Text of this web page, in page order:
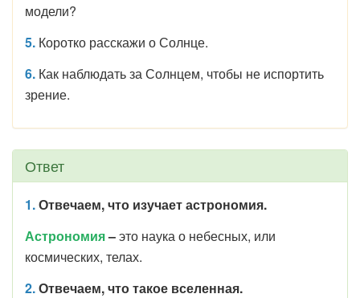
модели?
5. Коротко расскажи о Солнце.
6. Как наблюдать за Солнцем, чтобы не испортить
зрение.
Ответ
1.Отвечаем, что изучает астрономия.
Астрономия–это наука о небесных, или
космических, телах.
2.Отвечаем, что такое вселенная.